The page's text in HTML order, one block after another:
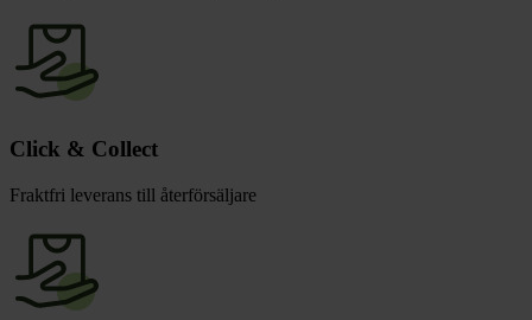
Click & Collect
Fraktfri leverans till återförsäljare